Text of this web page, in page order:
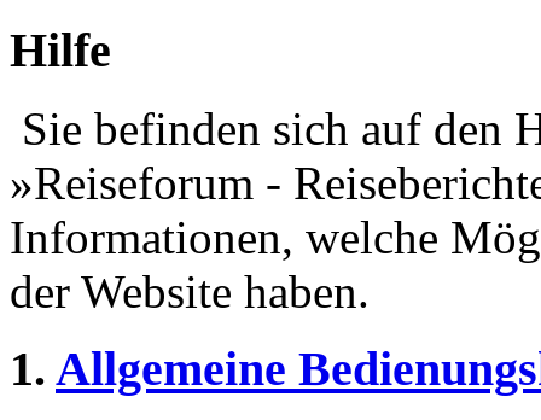
Hilfe
Sie befinden sich auf den
»Reiseforum -
Informationen, welche
der Website haben.
1. Allgemeine